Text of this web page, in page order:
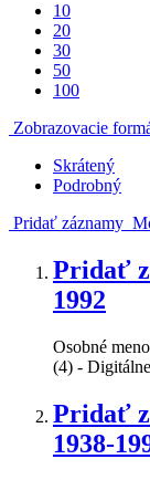
10
20
30
50
100
Zobrazovacie
Skrátený
Podrobný
Pridať záznamy
Pridať
1992
Osobné meno
(4) -
Pridať
1938-